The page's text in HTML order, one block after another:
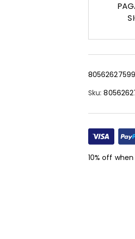
Sku:
10% off